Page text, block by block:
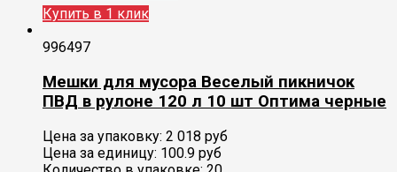
Купить в 1 клик
996497
Мешки для мусора Веселый пикничок
ПВД в рулоне 120 л 10 шт Оптима черные
Цена за упаковку: 2 018 руб
Цена за единицу: 100.9 руб